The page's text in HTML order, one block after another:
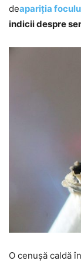
deapariția
indicii despre
O cenușă caldă